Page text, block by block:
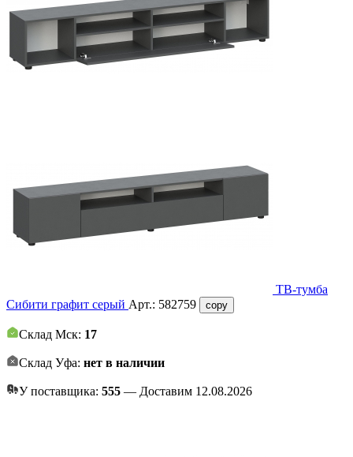
ТВ-тумба
Сибити графит серый Арт.: 582759 copy
Склад Мск: 17
Склад Уфа: нет в наличии
У поставщика: 555 — Доставим 12.08.2026